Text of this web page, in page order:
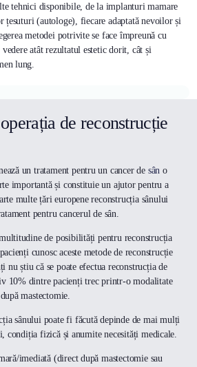
tehnici disponibile, de la implanturi mamare
țesuturi (autologe), fiecare adaptată nevoilor și
metodei potrivite se face împreună cu
atât rezultatul estetic dorit, cât și
lung.
de reconstrucție
un tratament pentru un cancer de sân o
importantă și constituie un ajutor pentru a
multe țări europene reconstrucția sânului
pentru cancerul de sân.
de posibilități pentru reconstrucția
cunosc aceste metode de reconstrucție
știu că se poate efectua reconstrucția de
10% dintre pacienți trec printr-o modalitate
mastectomie.
sânului poate fi făcută depinde de mai mulți
condiția fizică și anumite necesități medicale.
imediată (direct după mastectomie sau